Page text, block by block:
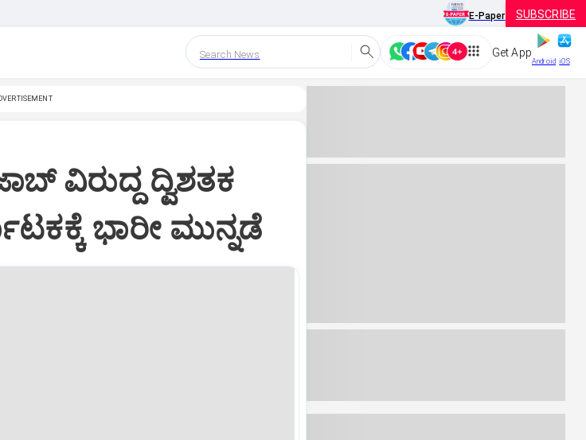
E-Paper SUBSCRIBE
Search News Get App
Android iOS
ವಿರುದ್ದ ದ್ವಿಶತಕ
ಭಾರೀ ಮುನ್ನಡೆ